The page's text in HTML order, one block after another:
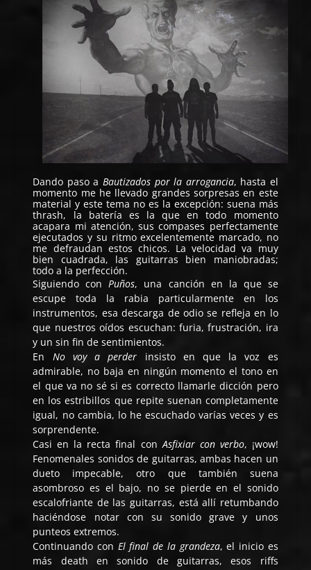
Dando paso a Bautizados por la arrogancia, hasta el
momento me he llevado grandes sorpresas en este
material y este tema no es la excepción: suena más
thrash, la batería es la que en todo momento
acapara mi atención, sus compases perfectamente
ejecutados y su ritmo excelentemente marcado, no
me defraudan estos chicos. La velocidad va muy
bien cuadrada, las guitarras bien maniobradas;
todo a la perfección.
Siguiendo con Puños, una canción en la que se
escupe toda la rabia particularmente en los
instrumentos, esa descarga de odio se refleja en lo
que nuestros oídos escuchan: furia, frustración, ira
y un sin fin de sentimientos.
En No voy a perder insisto en que la voz es
admirable, no baja en ningún momento el tono en
el que va no sé si es correcto llamarle dicción pero
en los estribillos que repite suenan completamente
igual, no cambia, lo he escuchado varías veces y es
sorprendente.
Casi en la recta final con Asfixiar con verbo, ¡wow!
Fenomenales sonidos de guitarras, ambas hacen un
dueto impecable, otro que también suena
asombroso es el bajo, no se pierde en el sonido
escalofriante de las guitarras, está allí retumbando
haciéndose notar con su sonido grave y unos
punteos extremos.
Continuando con El final de la grandeza, el inicio es
más death en sonido de guitarras, esos riffs